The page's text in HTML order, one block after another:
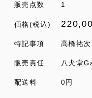
販売点数 1
価格(税込)
特記事項 高橋祐
販売責任 八犬堂
配送料 0円